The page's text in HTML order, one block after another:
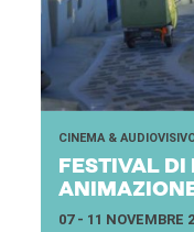
CINEMA &
FE­STI­VAL
07 - 11 NOVEMBRE